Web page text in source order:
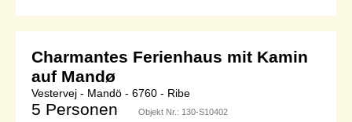
Charmantes Ferienhaus mit Kamin
auf Mandø
Vestervej - Mandö - 6760 - Ribe
5 Personen Objekt Nr.: 130-S10402